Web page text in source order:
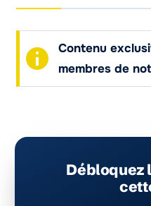
Contenu
membres de